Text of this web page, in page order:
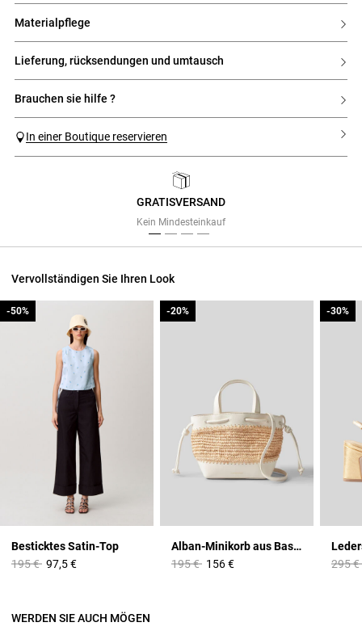
materialpflege
lieferung, rücksendungen und umtausch
brauchen sie hilfe ?
In einer Boutique reservieren
GRATISVERSAND
Kein Mindesteinkauf
Vervollständigen Sie Ihren Look
Besticktes Satin-Top
Price reduced from
195 €to
-50%
97,5 €
-50%
Alban-Minikorb aus Bast und Leder
Price reduced from
195 €to
-20%
156 €
-20%
Price
295 €
-30%
-30%
WERDEN SIE AUCH MÖGEN